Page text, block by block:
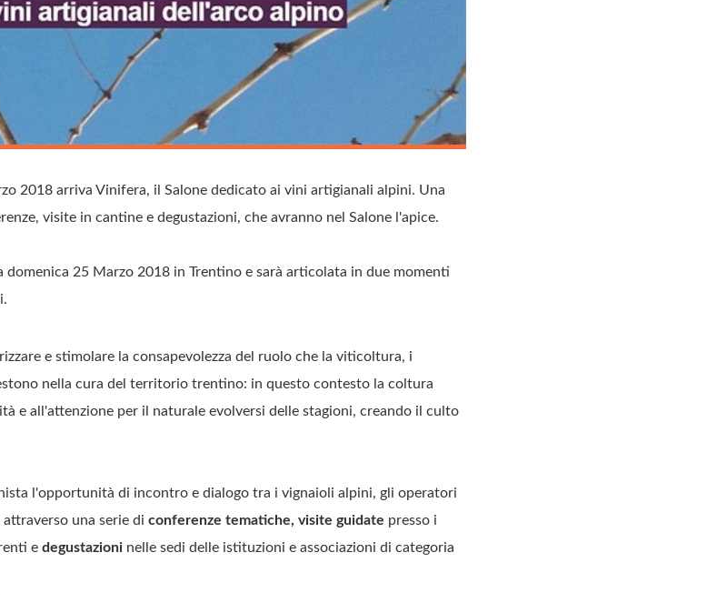
2018 arriva Vinifera, il Salone dedicato ai vini artigianali alpini. Una
visite in cantine e degustazioni, che avranno nel Salone l'apice.
domenica 25 Marzo 2018 in Trentino e sarà articolata in due momenti
e stimolare la consapevolezza del ruolo che la viticoltura, i
nella cura del territorio trentino: in questo contesto la coltura
e all'attenzione per il naturale evolversi delle stagioni, creando il culto
l'opportunità di incontro e dialogo tra i vignaioli alpini, gli operatori
una serie di conferenze tematiche, visite guidate presso i
e degustazioni nelle sedi delle istituzioni e associazioni di categoria